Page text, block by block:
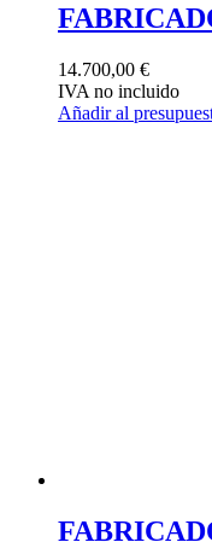
14.700,00 €
IVA no incluido
Añadir al